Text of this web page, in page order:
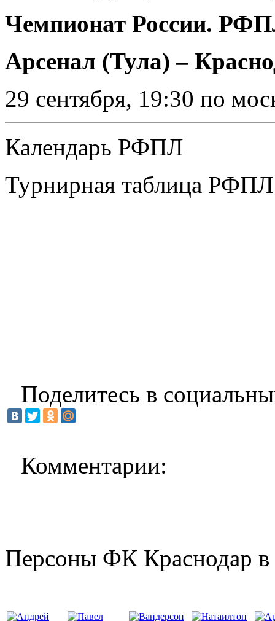
Чемпионат России.
Арсенал (Тула) –
29 сентября, 19:30 по
Календарь РФПЛ
Турнирная таблица РФПЛ
Поделитесь в
Комментарии:
Персоны ФК Краснодар в